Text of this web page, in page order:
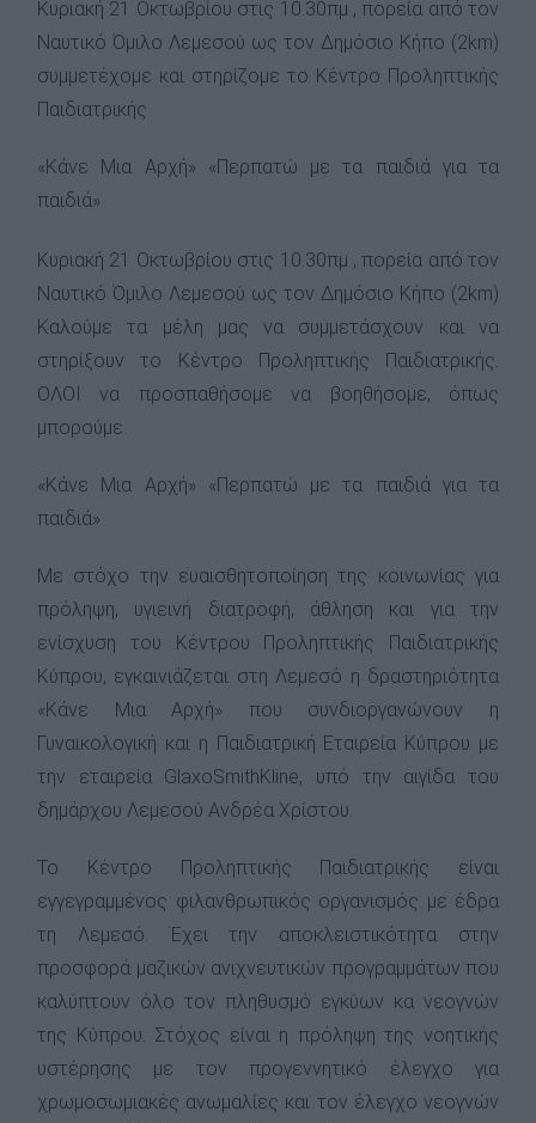
Κυριακή 21 Οκτωβρίου στις 10.30πμ , πορεία από τον
Ναυτικό Όμιλο Λεμεσού ως τον Δημόσιο Κήπο (2km)
συμμετέχομε και στηρίζομε το Κέντρο Προληπτικής
Παιδιατρικής
«Κάνε Μια Αρχή» «Περπατώ με τα παιδιά για τα
παιδιά»
Κυριακή 21 Οκτωβρίου στις 10.30πμ , πορεία από τον
Ναυτικό Όμιλο Λεμεσού ως τον Δημόσιο Κήπο (2km)
Καλούμε τα μέλη μας να συμμετάσχουν και να
στηρίξουν το Κέντρο Προληπτικής Παιδιατρικής.
ΟΛΟΙ να προσπαθήσομε να βοηθήσομε, όπως
μπορούμε.
«Κάνε Μια Αρχή» «Περπατώ με τα παιδιά για τα
παιδιά»
Με στόχο την ευαισθητοποίηση της κοινωνίας για
πρόληψη, υγιεινή διατροφή, άθληση και για την
ενίσχυση του Κέντρου Προληπτικής Παιδιατρικής
Κύπρου, εγκαινιάζεται στη Λεμεσό η δραστηριότητα
«Κάνε Μια Αρχή» που συνδιοργανώνουν η
Γυναικολογική και η Παιδιατρική Εταιρεία Κύπρου με
την εταιρεία GlaxoSmithKline, υπό την αιγίδα του
δημάρχου Λεμεσού Ανδρέα Χρίστου.
Το Κέντρο Προληπτικής Παιδιατρικής είναι
εγγεγραμμένος φιλανθρωπικός οργανισμός με έδρα
τη Λεμεσό. Έχει την αποκλειστικότητα στην
προσφορά μαζικών ανιχνευτικών προγραμμάτων που
καλύπτουν όλο τον πληθυσμό εγκύων κα νεογνών
της Κύπρου. Στόχος είναι η πρόληψη της νοητικής
υστέρησης με τον προγεννητικό έλεγχο για
χρωμοσωμιακές ανωμαλίες και τον έλεγχο νεογνών